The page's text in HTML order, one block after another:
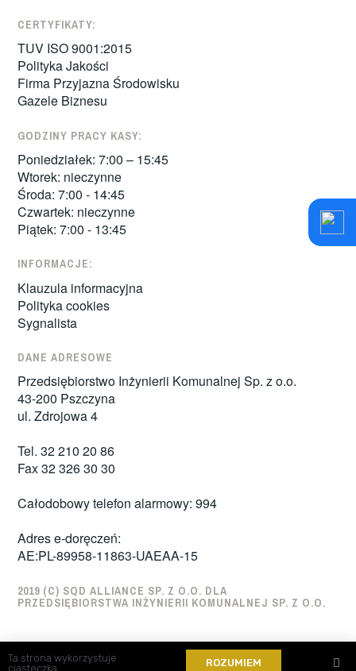
CERTYFIKATY:
TUV ISO 9001:2015
Polityka Jakości
Firma Przyjazna Środowisku
Gazele Biznesu
GODZINY PRACY KASY:
Poniedziałek: 7:00 – 15:45
Wtorek: nieczynne
Środa: 7:00 - 14:45
Czwartek: nieczynne
Piątek: 7:00 - 13:45
INFORMACJE:
Klauzula informacyjna
Polityka cookies
Sygnalista
DANE ADRESOWE
Przedsiębiorstwo Inżynierii Komunalnej Sp. z o.o.
43-200 Pszczyna
ul. Zdrojowa 4
Tel. 32 210 20 86
Fax 32 326 30 30
Całodobowy telefon alarmowy: 994
Adres e-doręczeń:
AE:PL-89958-11863-UAEAA-15
2019 (C) SQD ALLIANCE SP. Z O.O. DLA
PRZEDSIĘBIORSTWA INŻYNIERII KOMUNALNEJ SP. Z O.O.
Ta strona wykorzystuje
ciasteczka.
ROZUMIEM